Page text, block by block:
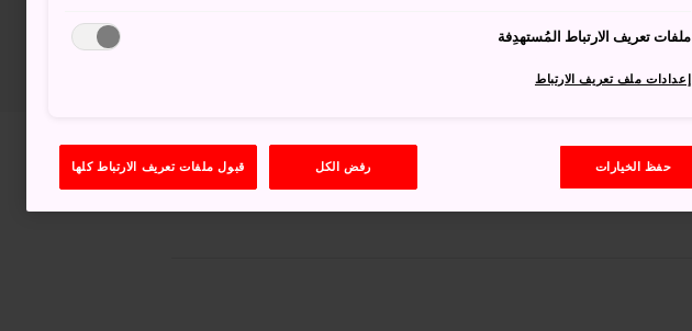
عرض على خرائط غوغل (Google Maps)
ملفات تعريف الارتباط المُستهدِفة
إعدادات ملف تعريف الارتباط
حفظ الخيارات رفض الكل قبول ملفات تعريف الارتباط كلها